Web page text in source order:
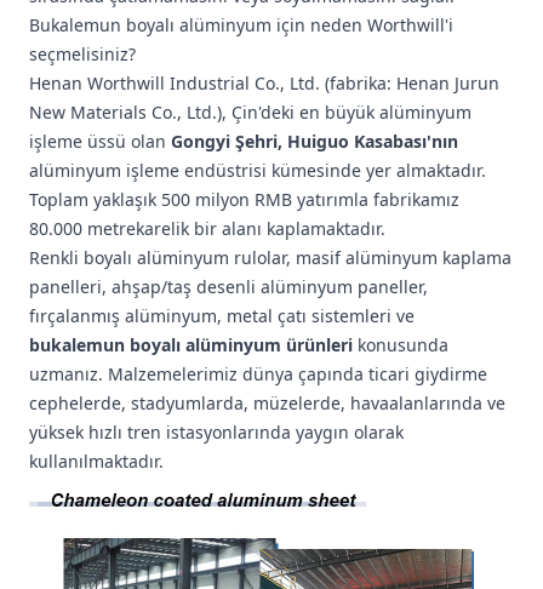
Bukalemun boyalı alüminyum için neden Worthwill'i
seçmelisiniz?
Henan Worthwill Industrial Co., Ltd. (fabrika: Henan Jurun
New Materials Co., Ltd.), Çin'deki en büyük alüminyum
işleme üssü olan Gongyi Şehri, Huiguo Kasabası'nın
alüminyum işleme endüstrisi kümesinde yer almaktadır.
Toplam yaklaşık 500 milyon RMB yatırımla fabrikamız
80.000 metrekarelik bir alanı kaplamaktadır.
Renkli boyalı alüminyum rulolar, masif alüminyum kaplama
panelleri, ahşap/taş desenli alüminyum paneller,
fırçalanmış alüminyum, metal çatı sistemleri ve
bukalemun boyalı alüminyum ürünleri konusunda
uzmanız. Malzemelerimiz dünya çapında ticari giydirme
cephelerde, stadyumlarda, müzelerde, havaalanlarında ve
yüksek hızlı tren istasyonlarında yaygın olarak
kullanılmaktadır.